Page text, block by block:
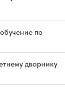
по
дворнику